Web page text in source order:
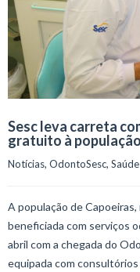
Sesc leva carreta
gratuito à
Notícias, OdontoSesc, Saúde
A população de
beneficiada com serviços
abril com a chegada do
equipada com